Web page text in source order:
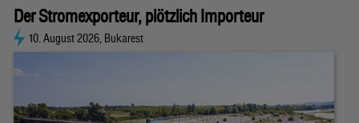
Der Stromexporteur, plötzlich Importeur
10. August 2026, Bukarest